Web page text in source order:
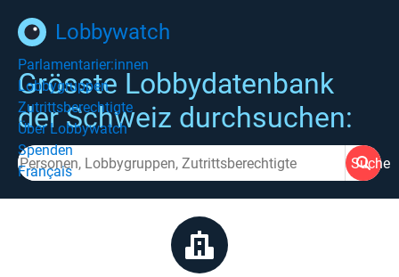
Lobbywatch
Parlamentarier:innen
Lobbygruppen
Zutrittsberechtigte
Über Lobbywatch
Spenden
Français
Grösste Lobbydatenbank
der Schweiz durchsuchen:
Suche